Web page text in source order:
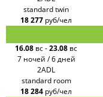
standard twin
18 277 руб/чел
16.08 вс-23.08 вс
7 ночей / 6 дней
2ADL
standard room
18 284 руб/чел